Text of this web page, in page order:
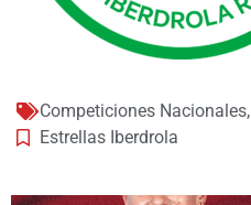
Competiciones Nacionales,
Estrellas Iberdrola